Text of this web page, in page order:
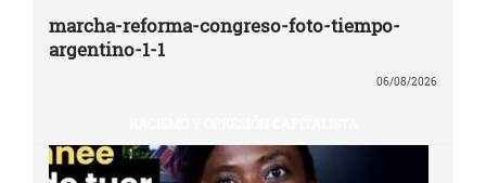
marcha-reforma-congreso-foto-tiempo-
argentino-1-1
06/08/2026